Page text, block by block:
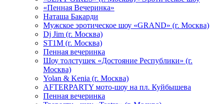
«Пенная Вечеринка»
Hаташа Бакарди
Мужское эротическое шоу «GRAND» (г. Москва)
Dj Jim (г. Москва)
ST1M (г. Москва)
Пенная вечеринка
Шоу толстушек «Достояние Республики» (г.
Москва)
Yolan & Kenia (г. Москва)
AFTERPARTY мото-шоу на пл. Куйбышева
Пенная вечеринка